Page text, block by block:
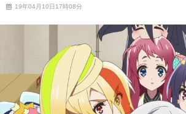
19年04月10日17時08分